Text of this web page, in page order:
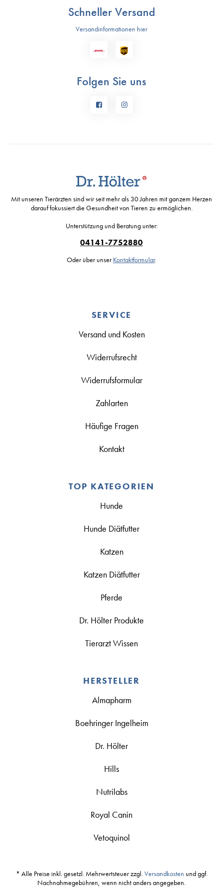
Schneller Versand
Versandinformationen hier
Folgen Sie uns
Mit unseren Tierärzten sind wir seit mehr als 30 Jahren mit ganzem Herzen
darauf fokussiert die Gesundheit von Tieren zu ermöglichen.
Unterstützung und Beratung unter:
04141-7752880
Oder über unser Kontaktformular.
SERVICE
Versand und Kosten
Widerrufsrecht
Widerrufsformular
Zahlarten
Häufige Fragen
Kontakt
TOP KATEGORIEN
Hunde
Hunde Diätfutter
Katzen
Katzen Diätfutter
Pferde
Dr. Hölter Produkte
Tierarzt Wissen
HERSTELLER
Almapharm
Boehringer Ingelheim
Dr. Hölter
Hills
Nutrilabs
Royal Canin
Vetoquinol
* Alle Preise inkl. gesetzl. Mehrwertsteuer zzgl.Versandkosten und ggf.
Nachnahmegebühren, wenn nicht anders angegeben.